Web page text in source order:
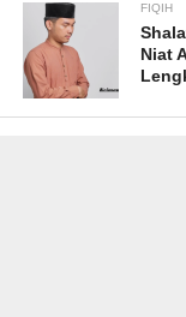
FIQIH
Niat